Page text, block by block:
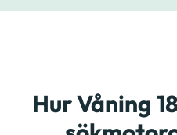
Hur Våning